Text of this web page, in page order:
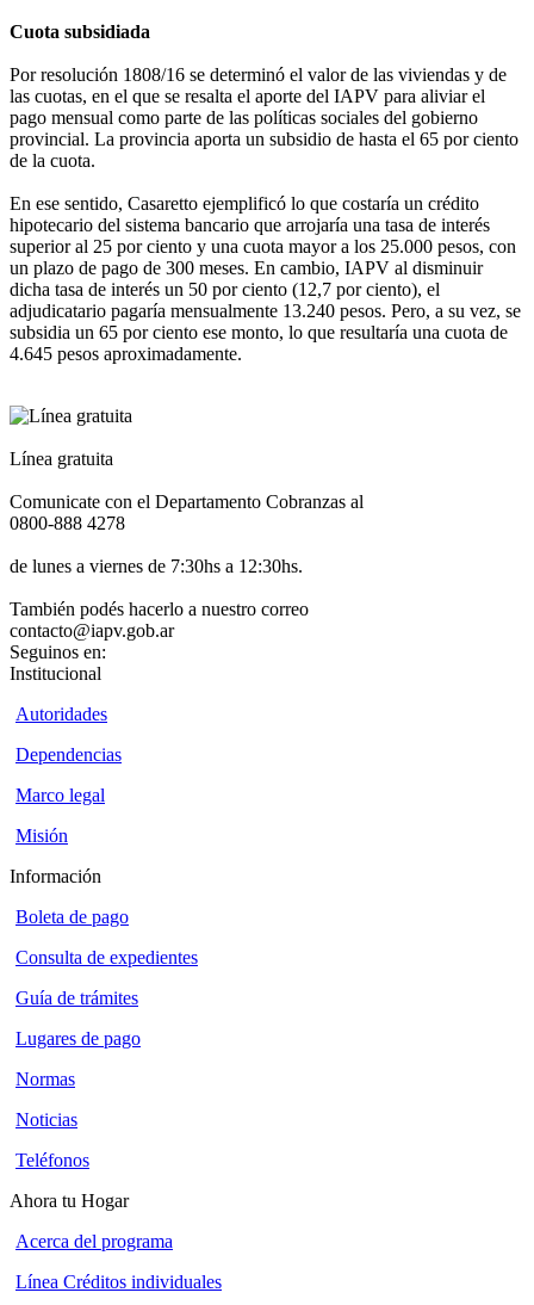
Cuota subsidiada
Por resolución 1808/16 se determinó el valor de las viviendas y de
las cuotas, en el que se resalta el aporte del IAPV para aliviar el
pago mensual como parte de las políticas sociales del gobierno
provincial. La provincia aporta un subsidio de hasta el 65 por ciento
de la cuota.
En ese sentido, Casaretto ejemplificó lo que costaría un crédito
hipotecario del sistema bancario que arrojaría una tasa de interés
superior al 25 por ciento y una cuota mayor a los 25.000 pesos, con
un plazo de pago de 300 meses. En cambio, IAPV al disminuir
dicha tasa de interés un 50 por ciento (12,7 por ciento), el
adjudicatario pagaría mensualmente 13.240 pesos. Pero, a su vez, se
subsidia un 65 por ciento ese monto, lo que resultaría una cuota de
4.645 pesos aproximadamente.
Línea gratuita
Comunicate con el Departamento Cobranzas al
0800-888 4278
de lunes a viernes de 7:30hs a 12:30hs.
También podés hacerlo a nuestro correo
contacto@iapv.gob.ar
Seguinos en:
Institucional
Autoridades
Dependencias
Marco legal
Misión
Información
Boleta de pago
Consulta de expedientes
Guía de trámites
Lugares de pago
Normas
Noticias
Teléfonos
Ahora tu Hogar
Acerca del programa
Línea Créditos individuales